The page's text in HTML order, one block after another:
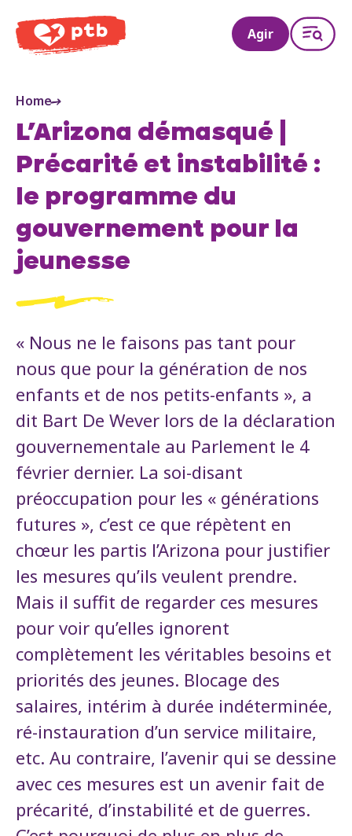
PTB
Agir
Home
L’Arizona démasqué |
Précarité et instabilité :
le programme du
gouvernement pour la
jeunesse
« Nous ne le faisons pas tant pour
nous que pour la génération de nos
enfants et de nos petits-enfants », a
dit Bart De Wever lors de la déclaration
gouvernementale au Parlement le 4
février dernier. La soi-disant
préoccupation pour les « générations
futures », c’est ce que répètent en
chœur les partis l’Arizona pour justifier
les mesures qu’ils veulent prendre.
Mais il suffit de regarder ces mesures
pour voir qu’elles ignorent
complètement les véritables besoins et
priorités des jeunes. Blocage des
salaires, intérim à durée indéterminée,
ré-instauration d’un service militaire,
etc. Au contraire, l’avenir qui se dessine
avec ces mesures est un avenir fait de
précarité, d’instabilité et de guerres.